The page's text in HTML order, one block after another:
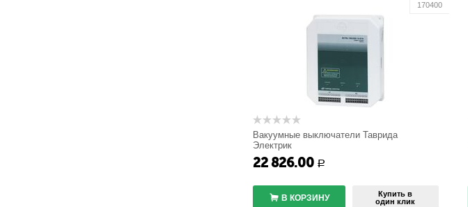
170400
Вакуумные выключатели Таврида
Электрик
БУ/TEL-100/220-12-01А
22 826.00 Р
В КОРЗИНУ
Купить в
один клик